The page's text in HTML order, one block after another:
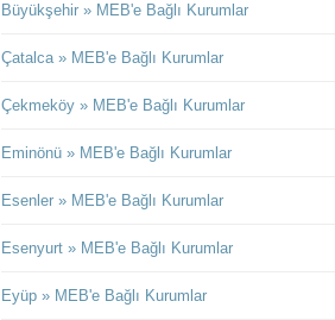
Büyükşehir » MEB'e Bağlı Kurumlar
Çatalca » MEB'e Bağlı Kurumlar
Çekmeköy » MEB'e Bağlı Kurumlar
Eminönü » MEB'e Bağlı Kurumlar
Esenler » MEB'e Bağlı Kurumlar
Esenyurt » MEB'e Bağlı Kurumlar
Eyüp » MEB'e Bağlı Kurumlar